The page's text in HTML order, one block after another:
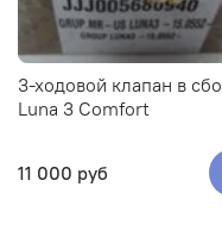
3-ходовой клапан в
Luna 3 Comfort
11 000 руб